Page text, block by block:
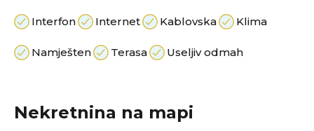
Interfon Internet Kablovska Klima
Namješten Terasa Useljiv odmah
Nekretnina na mapi